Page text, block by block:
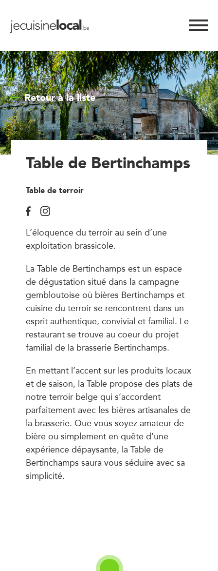
Retour à la liste
Table de Bertinchamps
Table de terroir
L’éloquence du terroir au sein d’une
exploitation brassicole.
La Table de Bertinchamps est un espace
de dégustation situé dans la campagne
gembloutoise où bières Bertinchamps et
cuisine du terroir se rencontrent dans un
esprit authentique, convivial et familial. Le
restaurant se trouve au coeur du projet
familial de la brasserie Bertinchamps.
En mettant l’accent sur les produits locaux
et de saison, la Table propose des plats de
notre terroir belge qui s’accordent
parfaitement avec les bières artisanales de
la brasserie. Que vous soyez amateur de
bière ou simplement en quête d’une
expérience dépaysante, la Table de
Bertinchamps saura vous séduire avec sa
simplicité.